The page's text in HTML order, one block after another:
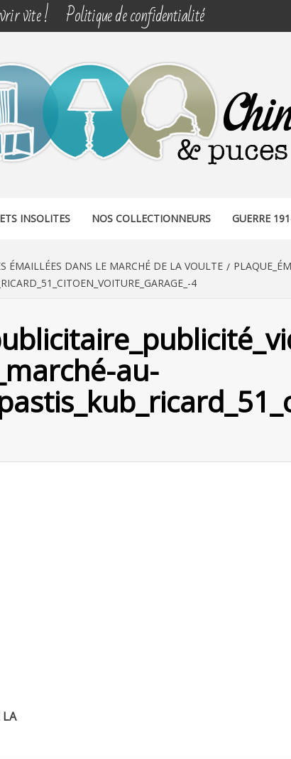
vite ! Politique de confidentialité
PUCES
INSOLITES NOS COLLECTIONNEURS GUERRE
ÉMAILLÉES DANS LE MARCHÉ DE LA VOULTE
4
au-
LA